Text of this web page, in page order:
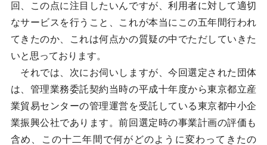
回、この点に注目したいんですが、利用者に対して適切
なサービスを行うこと、これが本当にこの五年間行われ
てきたのか、これは何点かの質疑の中でただしていきた
いと思っております。
それでは、次にお伺いしますが、今回選定された団体
は、管理業務委託契約当時の平成十年度から東京都立産
業貿易センターの管理運営を受託している東京都中小企
業振興公社であります。前回選定時の事業計画の評価も
含め、この十二年間で何がどのように変わってきたの